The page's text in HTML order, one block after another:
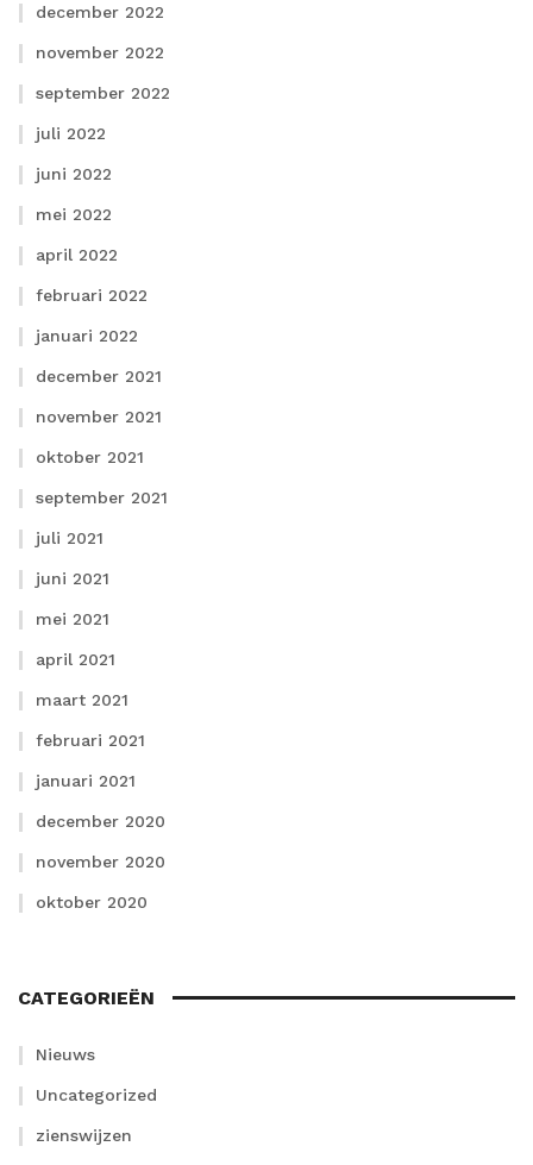
december 2022
november 2022
september 2022
juli 2022
juni 2022
mei 2022
april 2022
februari 2022
januari 2022
december 2021
november 2021
oktober 2021
september 2021
juli 2021
juni 2021
mei 2021
april 2021
maart 2021
februari 2021
januari 2021
december 2020
november 2020
oktober 2020
CATEGORIEËN
Nieuws
Uncategorized
zienswijzen